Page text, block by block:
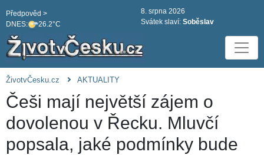
DNES: 26.2°C
Předpověd >
8. srpna 2026
Svátek slaví: Soběslav
ŽivotvČesku.cz AKTUALITY
Češi mají největší zájem o
dovolenou v Řecku. Mluvčí
popsala, jaké podmínky bude